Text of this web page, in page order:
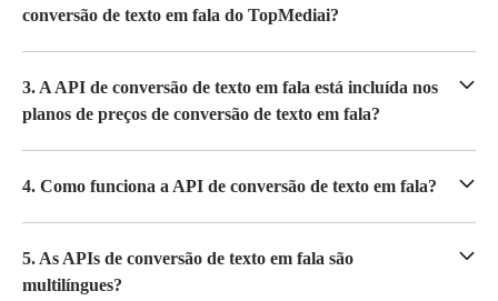
conversão de texto em fala do TopMediai?
3. A API de conversão de texto em fala está incluída nos
planos de preços de conversão de texto em fala?
4. Como funciona a API de conversão de texto em fala?
5. As APIs de conversão de texto em fala são
multilíngues?